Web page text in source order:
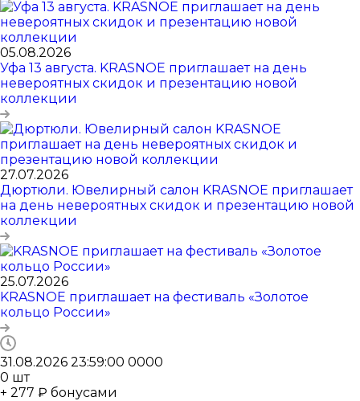
05.08.2026
Уфа 13 августа. KRASNOE приглашает на день
невероятных скидок и презентацию новой
коллекции
27.07.2026
Дюртюли. Ювелирный салон KRASNOE приглашает
на день невероятных скидок и презентацию новой
коллекции
25.07.2026
KRASNOE приглашает на фестиваль «Золотое
кольцо России»
31.08.2026 23:59:00 0000
0 шт
+ 277 ₽ бонусами